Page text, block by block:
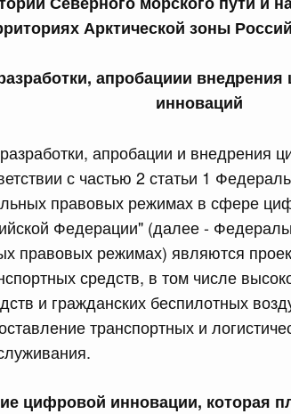
Арктической зоны
апробациии
инноваций
апробации и внедрения
с частью 2 статьи 1
правовых режимах в сфере
Федерации" (далее -
правовых режимах) являются
средств, в том числе
и гражданских беспилотных
транспортных и
цифровой инновации, которая
Российской Федерации
Федерации от 22.07.2026 г. № 922
Российской Федерации в сфере
июля, вторник
Федерации от 21.07.2026 г. № 917
Федерации от 21.07.2026 г. № 916
Российской Федерации от 25 ноября